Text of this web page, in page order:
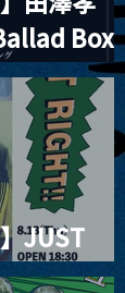
Box
JUST